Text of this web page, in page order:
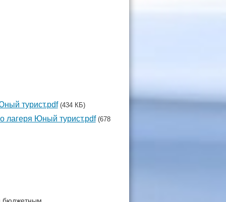
турист.pdf (434 КБ)
лагеря Юный турист.pdf (678
бюджетным